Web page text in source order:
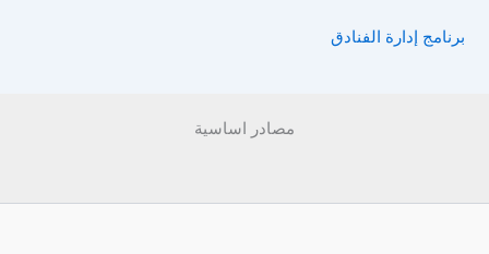
برنامج إدارة الفنادق
مصادر اساسية